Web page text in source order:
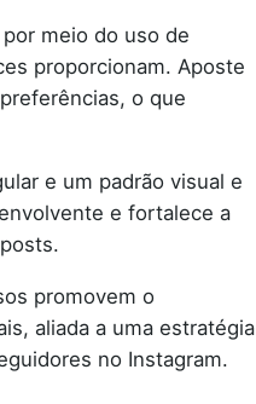
meio do uso de
proporcionam. Aposte
o que
e um padrão visual e
e fortalece a
promovem o
aliada a uma estratégia
no Instagram.